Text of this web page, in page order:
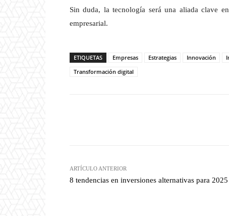
Sin duda, la tecnología será una aliada clave
empresarial.
ETIQUETAS Empresas Estrategias Innovación
Transformación digital
ARTÍCULO ANTERIOR
8 tendencias en inversiones alternativas para 2025